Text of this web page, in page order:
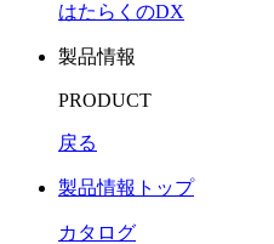
はたらくのDX
製品情報
PRODUCT
戻る
製品情報トップ
カタログ